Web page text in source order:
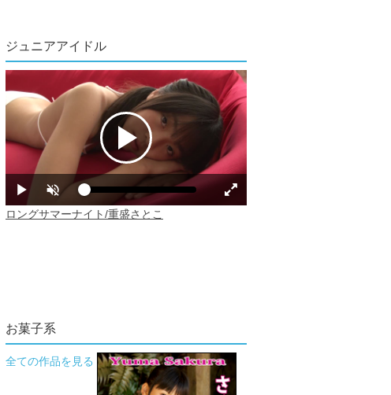
ジュニアアイドル
お菓子系
全ての作品を見る